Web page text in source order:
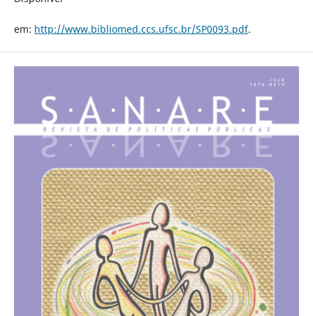
em: http://www.bibliomed.ccs.ufsc.br/SP0093.pdf.